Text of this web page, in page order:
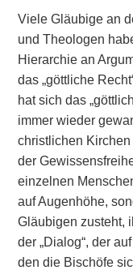
Viele Gläubige an
und Theologen
Hierarchie an
das „göttliche
hat sich das
immer wieder
christlichen
der
einzelnen
auf Augenhöhe,
Gläubigen zusteht,
der „Dialog“, der
den die Bischöfe